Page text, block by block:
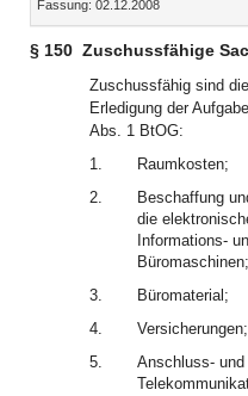
Fassung: 02.12.2008
§ 150 Zuschussfähige
Zuschussfähig sind
Erledigung der
Abs. 1 BtOG:
1.
Raumkosten;
2.
Beschaffung
die
Informations-
Büromaschinen;
3.
Büromaterial;
4.
Versicherungen;
5.
Anschluss-